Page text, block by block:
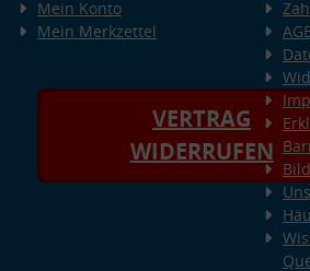
Mein Konto
Mein Merkzettel
VERTRAG
WIDERRUFEN